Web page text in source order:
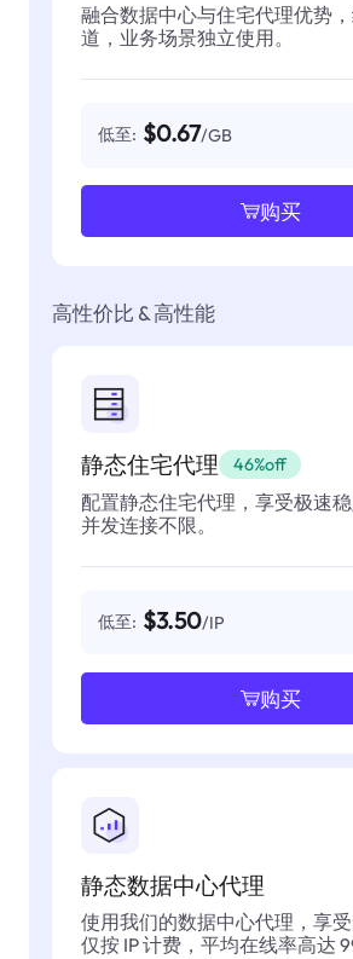
融合数据中心与住宅代理优势，
道，业务场景独立使用。
低至: $0.67/GB
购买
高性价比 & 高性能
静态住宅代理 46%off
配置静态住宅代理，享受极速
并发连接不限。
低至: $3.50/IP
购买
静态数据中心代理
使用我们的数据中心代理，享受
仅按 IP 计费，平均在线率高达